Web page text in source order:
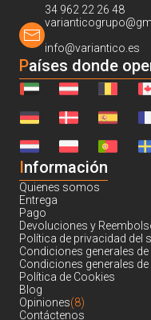
34 962 22 26 48
info@variantico.es
Países donde
Información
Quienes somos
Entrega
Pago
Devoluciones y
Política de privacidad del
Condiciones generales
Condiciones generales de
Política de Cookies
Blog
Opiniones(8)
Contáctenos